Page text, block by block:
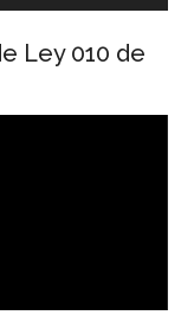
Ley 010 de